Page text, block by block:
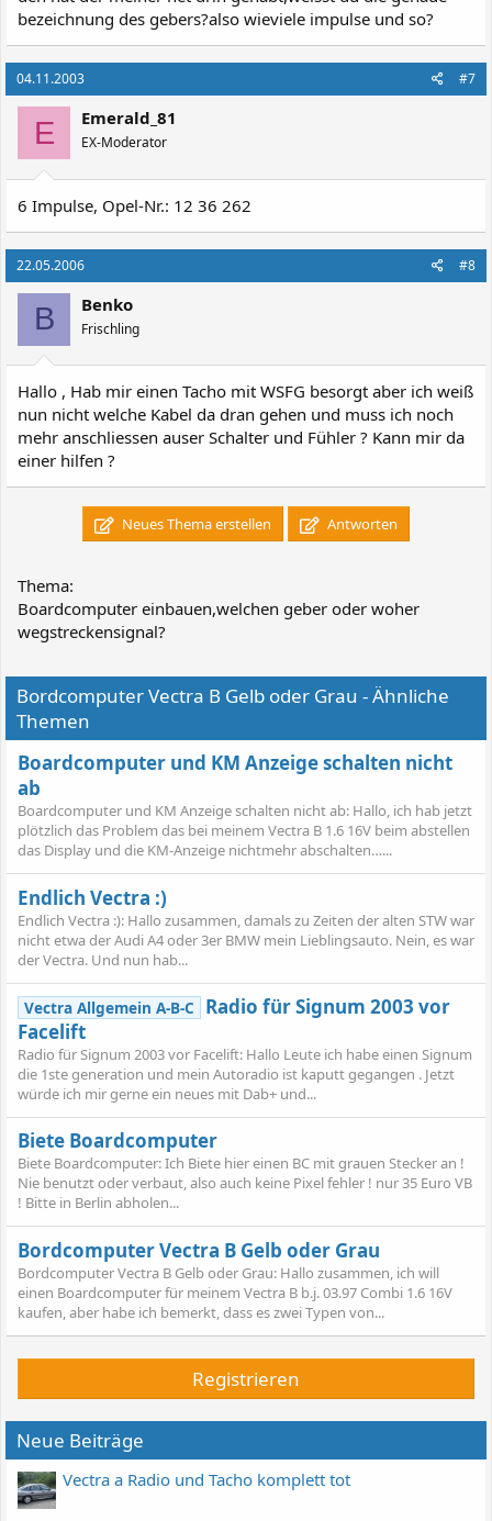
bezeichnung des gebers?also wieviele impulse und so?
04.11.2003 #7
E Emerald_81
EX-Moderator
6 Impulse, Opel-Nr.: 12 36 262
22.05.2006 #8
B Benko
Frischling
Hallo , Hab mir einen Tacho mit WSFG besorgt aber ich weiß
nun nicht welche Kabel da dran gehen und muss ich noch
mehr anschliessen auser Schalter und Fühler ? Kann mir da
einer hilfen ?
Neues Thema erstellen Antworten
Thema:
Boardcomputer einbauen,welchen geber oder woher
wegstreckensignal?
Bordcomputer Vectra B Gelb oder Grau - Ähnliche
Themen
Boardcomputer und KM Anzeige schalten nicht
ab
Boardcomputer und KM Anzeige schalten nicht ab: Hallo, ich hab jetzt
plötzlich das Problem das bei meinem Vectra B 1.6 16V beim abstellen
das Display und die KM-Anzeige nichtmehr abschalten…...
Endlich Vectra :)
Endlich Vectra :): Hallo zusammen, damals zu Zeiten der alten STW war
nicht etwa der Audi A4 oder 3er BMW mein Lieblingsauto. Nein, es war
der Vectra. Und nun hab...
Vectra Allgemein A-B-C
Radio für Signum 2003 vor
Facelift
Radio für Signum 2003 vor Facelift: Hallo Leute ich habe einen Signum
die 1ste generation und mein Autoradio ist kaputt gegangen . Jetzt
würde ich mir gerne ein neues mit Dab+ und...
Biete Boardcomputer
Biete Boardcomputer: Ich Biete hier einen BC mit grauen Stecker an !
Nie benutzt oder verbaut, also auch keine Pixel fehler ! nur 35 Euro VB
! Bitte in Berlin abholen...
Bordcomputer Vectra B Gelb oder Grau
Bordcomputer Vectra B Gelb oder Grau: Hallo zusammen, ich will
einen Boardcomputer für meinem Vectra B b.j. 03.97 Combi 1.6 16V
kaufen, aber habe ich bemerkt, dass es zwei Typen von...
Registrieren
Neue Beiträge
Vectra a Radio und Tacho komplett tot